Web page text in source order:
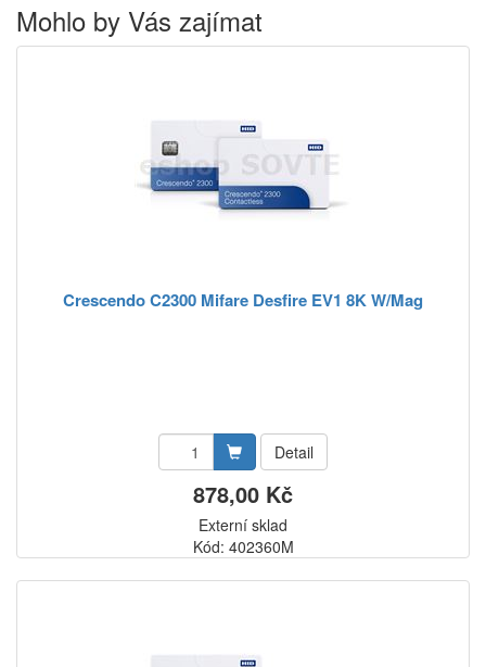
Mohlo by Vás zajímat
Crescendo C2300 Mifare Desfire EV1 8K W/Mag
Detail
878,00 Kč
Externí sklad
Kód: 402360M